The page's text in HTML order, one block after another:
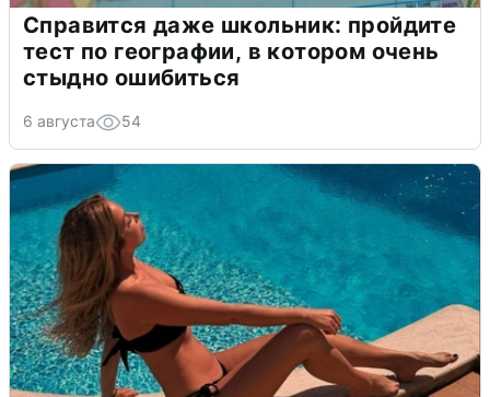
Справится даже школьник: пройдите
тест по географии, в котором очень
стыдно ошибиться
6 августа 54